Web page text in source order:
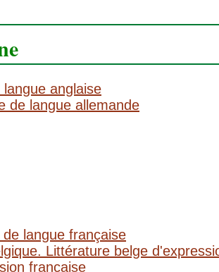
anglaise
de langue allemande
langue française
Littérature belge
française